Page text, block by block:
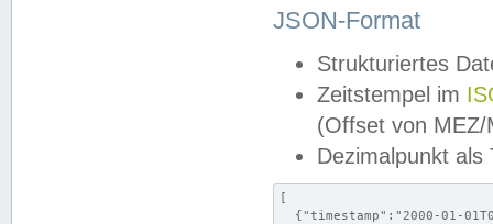
JSON-Format
Strukturiertes
Zeitstempel im
(Offset von MEZ/
Dezimalpunkt als
[
{"timestamp":"2000-01-